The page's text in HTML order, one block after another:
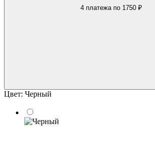
4 платежа по 1750 ₽
Цвет: Черный